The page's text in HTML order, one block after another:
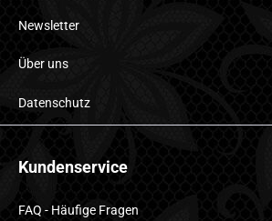
Newsletter
Über uns
Datenschutz
Kundenservice
FAQ - Häufige Fragen